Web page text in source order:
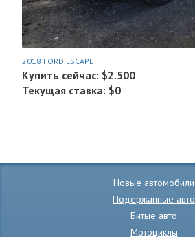
2018 FORD ESCAPE
Купить сейчас: $2.500
Текущая ставка: $0
Новые автомобили
Подержанные авто
Битые авто
Мотоциклы